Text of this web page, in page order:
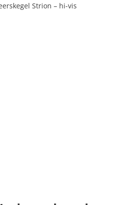
Strion – hi-vis